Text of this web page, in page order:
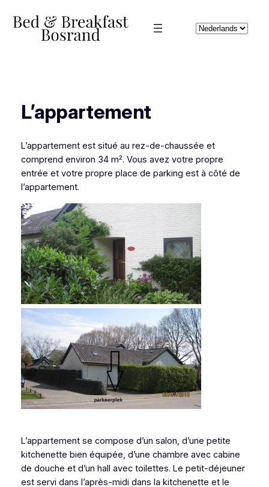
au
Choisir
L’appartement
L’appartement est situé au rez-de-chaussée et
comprend environ 34 m². Vous avez votre propre
entrée et votre propre place de parking est à côté de
l’appartement.
L’appartement se compose d’un salon, d’une petite
kitchenette bien équipée, d’une chambre avec cabine
de douche et d’un hall avec toilettes. Le petit-déjeuner
est servi dans l’après-midi dans la kitchenette et le